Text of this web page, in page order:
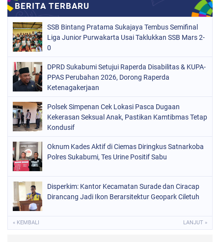
SSB Bintang Pratama Sukajaya Tembus Semifinal
Liga Junior Purwakarta Usai Taklukkan SSB Mars 2-
0
DPRD Sukabumi Setujui Raperda Disabilitas & KUPA-
PPAS Perubahan 2026, Dorong Raperda
Ketenagakerjaan
Polsek Simpenan Cek Lokasi Pasca Dugaan
Kekerasan Seksual Anak, Pastikan Kamtibmas Tetap
Kondusif
Oknum Kades Aktif di Ciemas Diringkus Satnarkoba
Polres Sukabumi, Tes Urine Positif Sabu
Disperkim: Kantor Kecamatan Surade dan Ciracap
Dirancang Jadi Ikon Berarsitektur Geopark Ciletuh
« KEMBALI LANJUT »